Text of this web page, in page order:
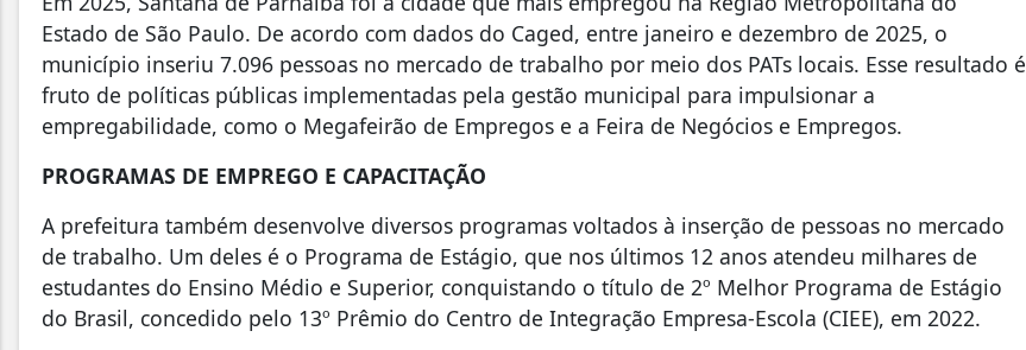
Estado de São Paulo. De acordo com dados do Caged, entre janeiro e dezembro de 2025, o
município inseriu 7.096 pessoas no mercado de trabalho por meio dos PATs locais. Esse resultado é
fruto de políticas públicas implementadas pela gestão municipal para impulsionar a
empregabilidade, como o Megafeirão de Empregos e a Feira de Negócios e Empregos.
PROGRAMAS DE EMPREGO E CAPACITAÇÃO
A prefeitura também desenvolve diversos programas voltados à inserção de pessoas no mercado
de trabalho. Um deles é o Programa de Estágio, que nos últimos 12 anos atendeu milhares de
estudantes do Ensino Médio e Superior, conquistando o título de 2º Melhor Programa de Estágio
do Brasil, concedido pelo 13º Prêmio do Centro de Integração Empresa-Escola (CIEE), em 2022.